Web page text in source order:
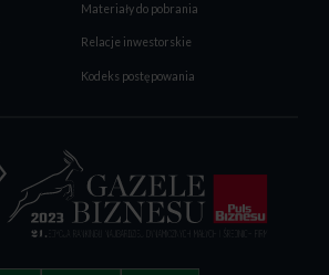
Materiały do pobrania
Relacje inwestorskie
Kodeks postępowania